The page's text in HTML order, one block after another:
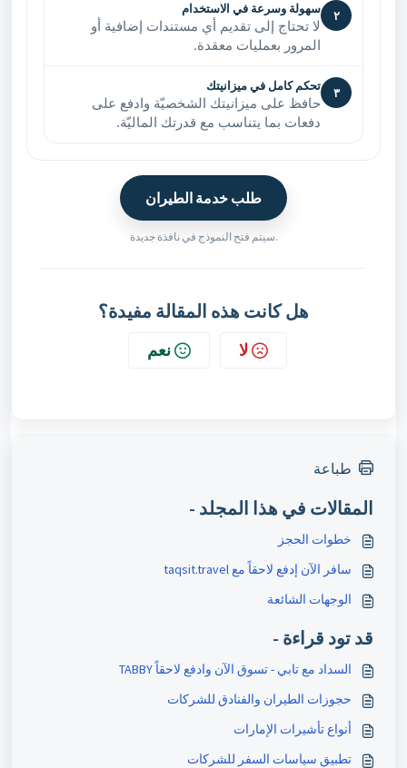
٢ سهولة وسرعة في الاستخدام
لا تحتاج إلى تقديم أي مستندات إضافية أو
المرور بعمليات معقدة.
٣ تحكم كامل في ميزانيتك
حافظ على ميزانيتك الشخصيّة وادفع على
دفعات بما يتناسب مع قدرتك الماليّة.
سيتم فتح النموذج في نافذة جديدة.
هل كانت هذه المقالة مفيدة؟
لا نعم
طباعة
المقالات في هذا المجلد -
خطوات الحجز
سافر الآن إدفع لاحقاً مع taqsit.travel
الوجهات الشائعة
قد تود قراءة -
السداد مع تابي - تسوق الآن وادفع لاحقاً TABBY
حجوزات الطيران والفنادق للشركات
أنواع تأشيرات الإمارات
تطبيق سياسات السفر للشركات